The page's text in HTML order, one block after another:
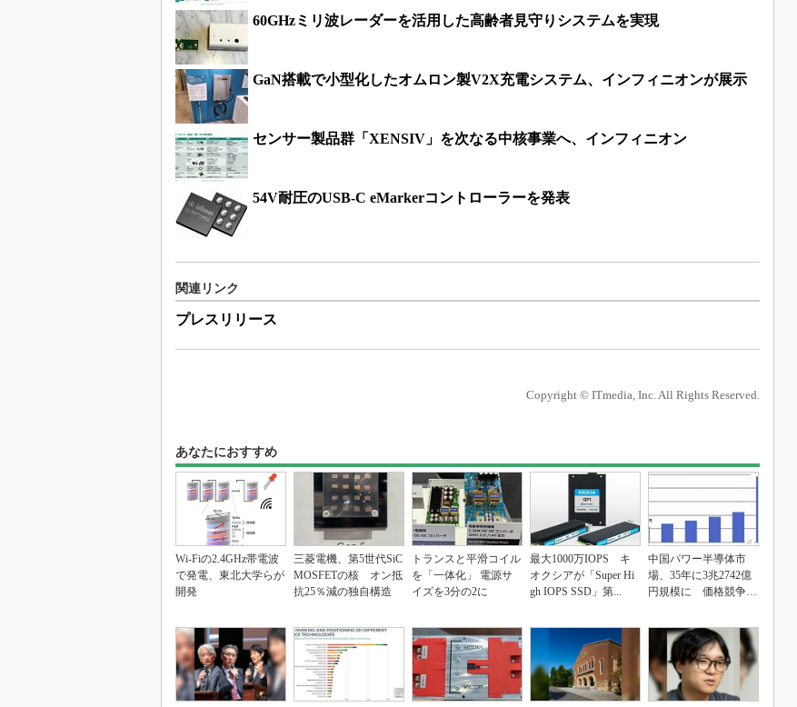
60GHzミリ波レーダーを活用した高齢者見守りシステムを実現
GaN搭載で小型化したオムロン製V2X充電システム、インフィニオンが展示
センサー製品群「XENSIV」を次なる中核事業へ、インフィニオン
54V耐圧のUSB-C eMarkerコントローラーを発表
関連リンク
プレスリリース
Copyright © ITmedia, Inc. All Rights Reserved.
あなたにおすすめ
Wi-Fiの2.4GHz帯電波
で発電、東北大学らが
開発
三菱電機、第5世代SiC
MOSFETの核 オン抵
抗25％減の独自構造
トランスと平滑コイル
を「一体化」 電源サ
イズを3分の2に
最大1000万IOPS キ
オクシアが「Super Hi
gh IOPS SSD」第...
中国パワー半導体市
場、35年に3兆2742億
円規模に 価格競争さ